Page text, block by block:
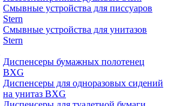
Смывные устройства для писсуаров
Stern
Смывные устройства для унитазов
Stern
Диспенсеры бумажных полотенец
BXG
Диспенсеры для одноразовых сидений
на унитаз BXG